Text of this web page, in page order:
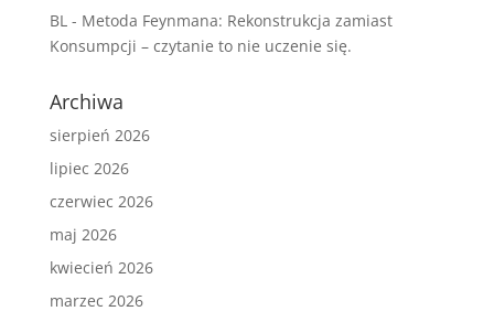
BL- Metoda Feynmana: Rekonstrukcja zamiast
Konsumpcji – czytanie to nie uczenie się.
Archiwa
sierpień 2026
lipiec 2026
czerwiec 2026
maj 2026
kwiecień 2026
marzec 2026